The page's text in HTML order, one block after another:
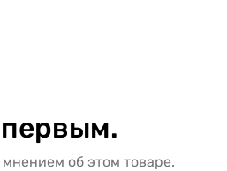
об этом товаре.